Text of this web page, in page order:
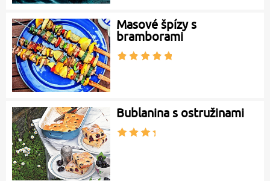
Masové špízy s
bramborami
Bublanina s ostružinami